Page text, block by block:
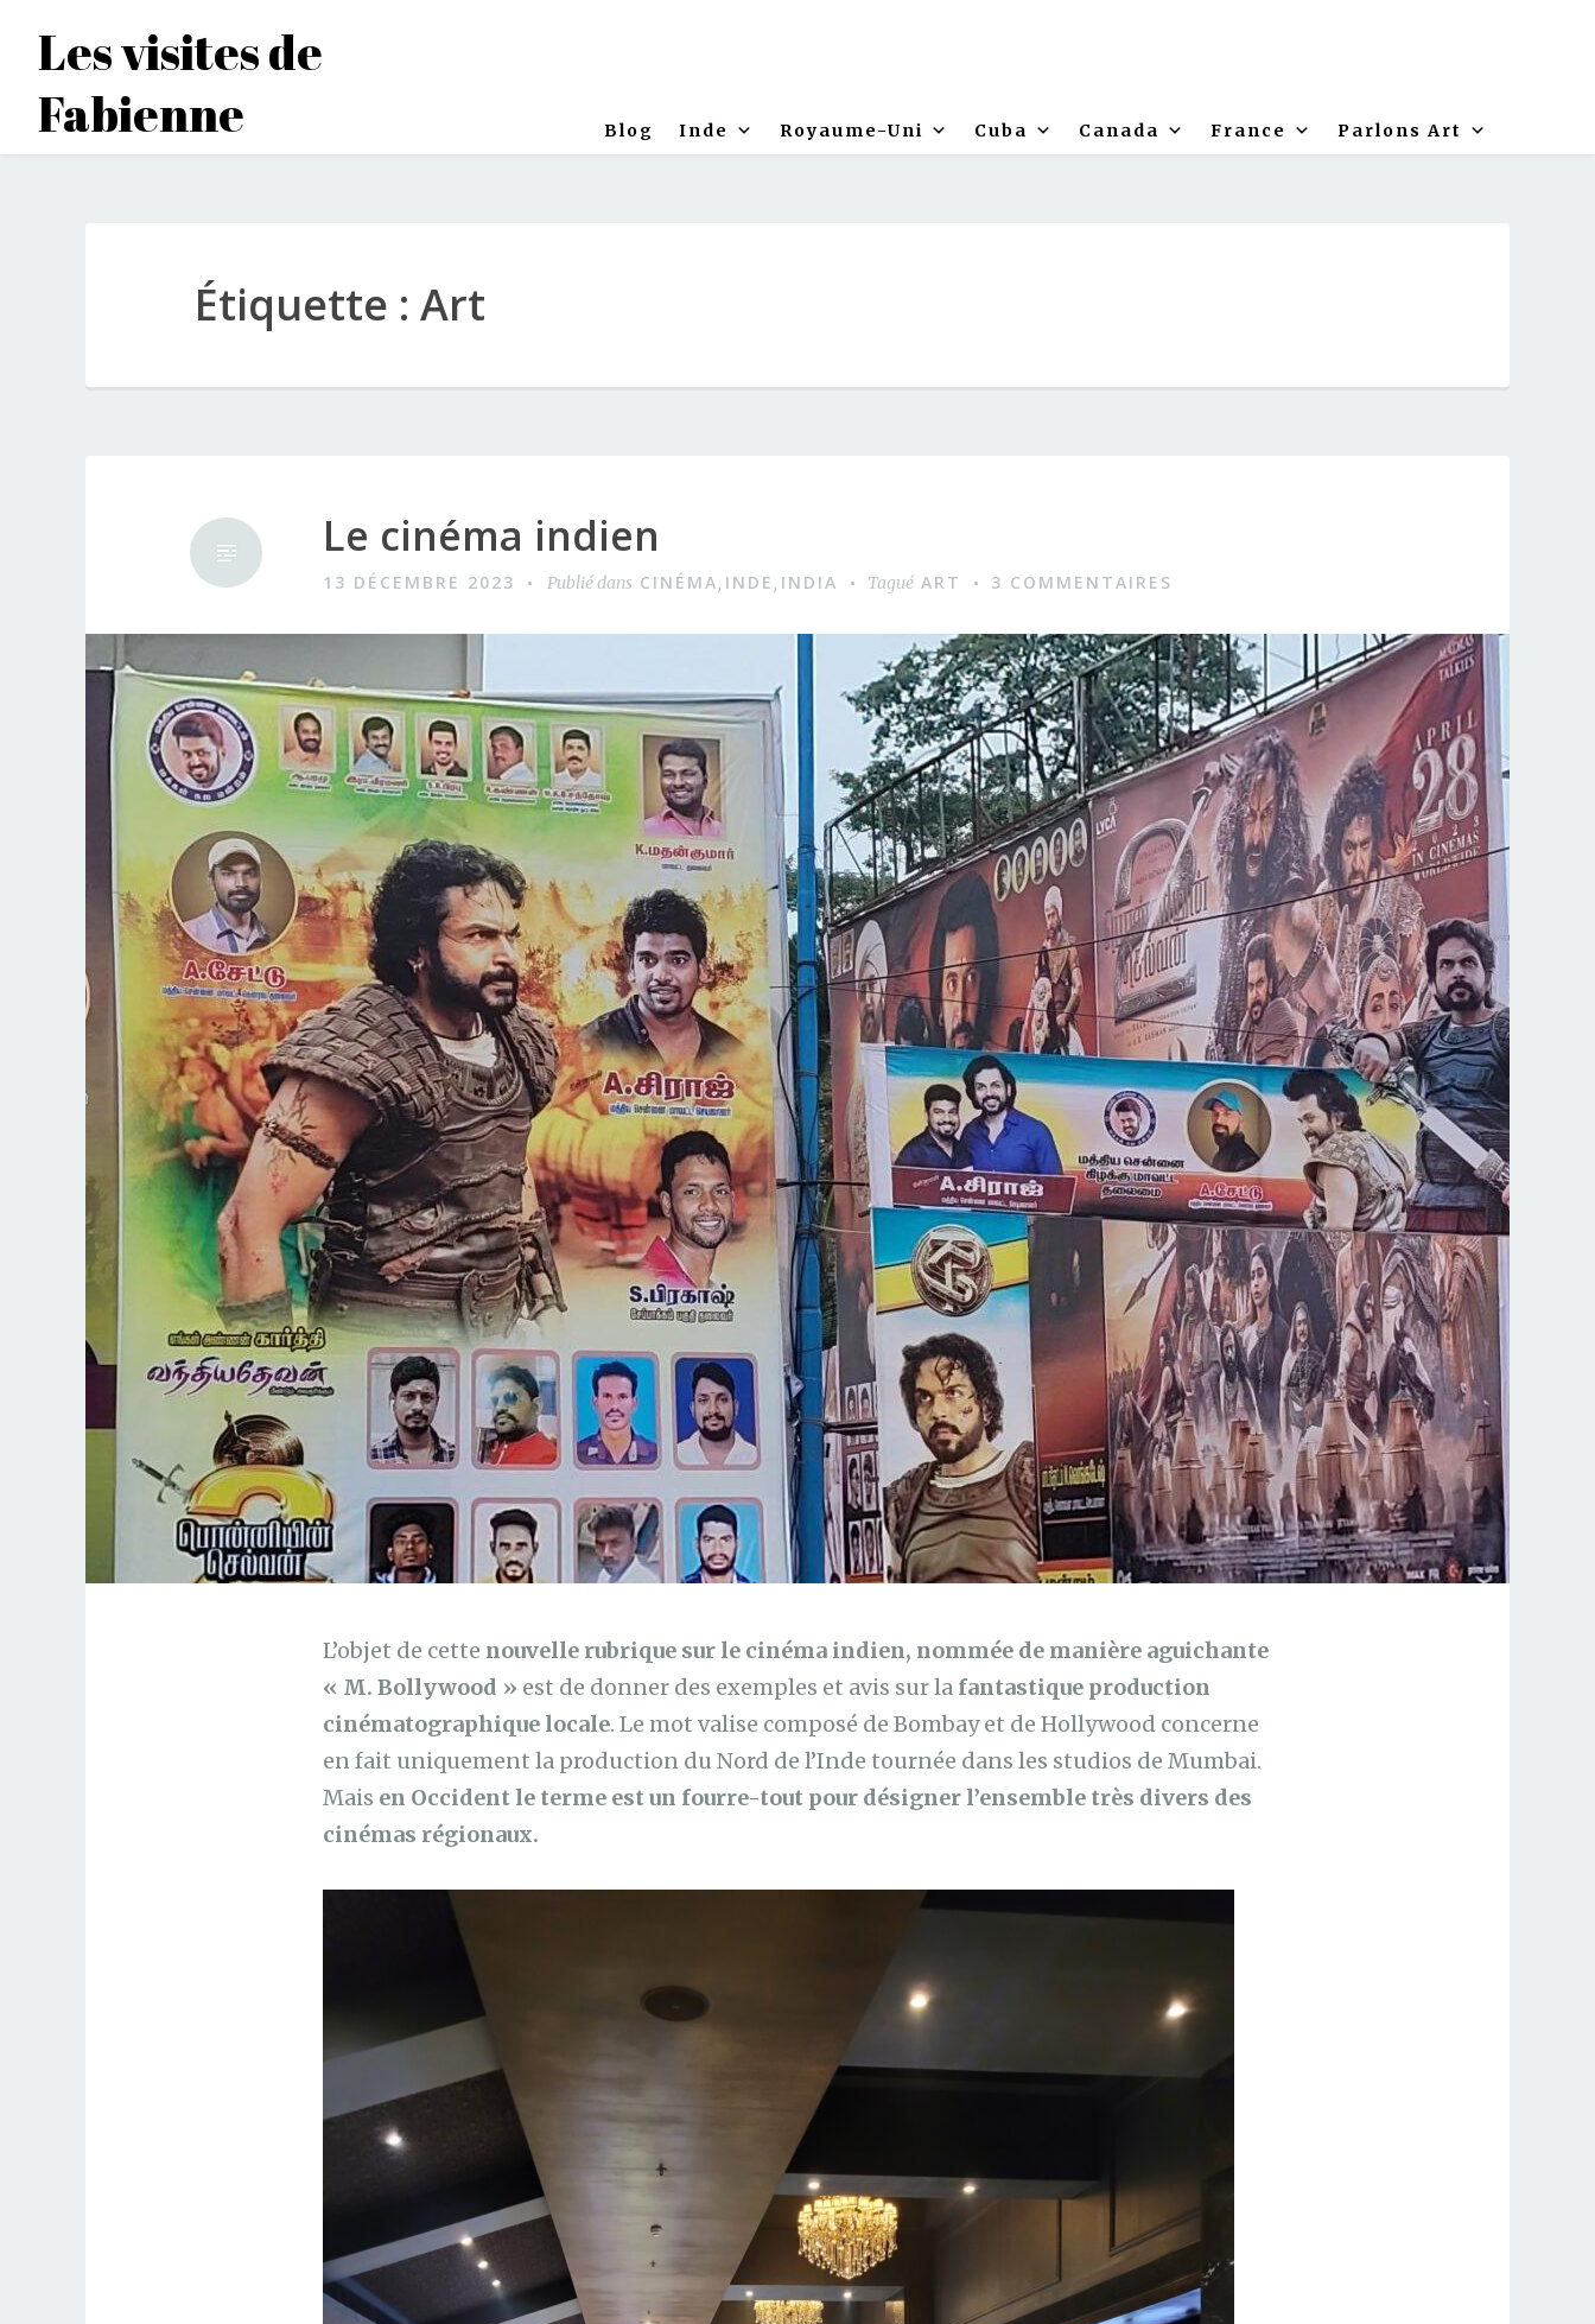
contenu
principal
Les visites de
Fabienne
Blog Inde Royaume-Uni Cuba Canada France Parlons Art
Étiquette :Art
Le cinéma indien
13 DÉCEMBRE 2023 Publié dans CINÉMA, INDE, INDIA Tagué ART 3 COMMENTAIRES
L’objet de cette nouvelle rubrique sur le cinéma indien, nommée de manière aguichante
« M. Bollywood » est de donner des exemples et avis sur la fantastique production
cinématographique locale. Le mot valise composé de Bombay et de Hollywood concerne
en fait uniquement la production du Nord de l’Inde tournée dans les studios de Mumbai.
Mais en Occident le terme est un fourre-tout pour désigner l’ensemble très divers des
cinémas régionaux.